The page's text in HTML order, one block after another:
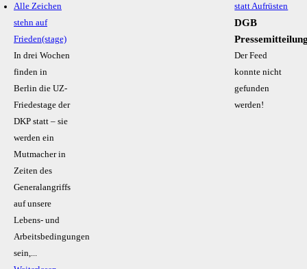
Alle Zeichen
stehn auf
Frieden(stage)
In drei Wochen
finden in
Berlin die UZ-
Friedestage der
DKP statt – sie
werden ein
Mutmacher in
Zeiten des
Generalangriffs
auf unsere
Lebens- und
Arbeitsbedingungen
sein,...
DGB
Der Feed
konnte nicht
gefunden
werden!